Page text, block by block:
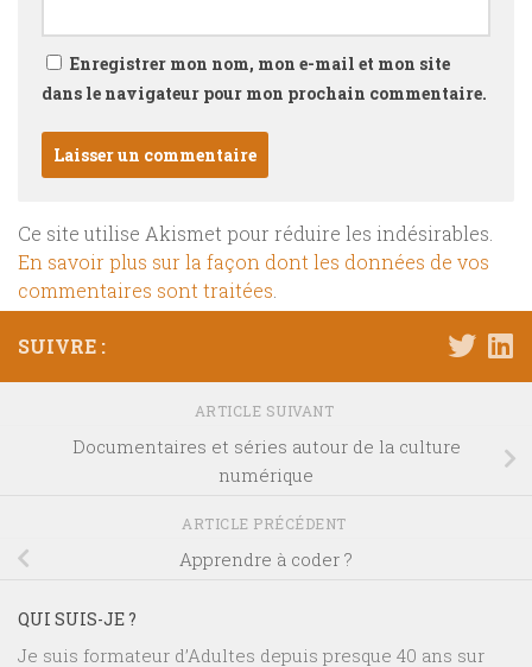
Enregistrer mon nom, mon e-mail et mon site
dans le navigateur pour mon prochain commentaire.
Ce site utilise Akismet pour réduire les indésirables.
En savoir plus sur la façon dont les données de vos
commentaires sont traitées
SUIVRE :
ARTICLE SUIVANT
Documentaires et séries autour de la culture
numérique
ARTICLE PRÉCÉDENT
Apprendre à coder ?
QUI SUIS-JE ?
Je suis formateur d’Adultes depuis presque 40 ans sur